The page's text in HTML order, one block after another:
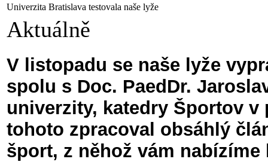
Univerzita Bratislava testovala naše lyže
Aktuálně
V listopadu se naše lyže
spolu s Doc. PaedDr.
univerzity, katedry Športov v
tohoto zpracoval obsáhlý
šport, z něhož vám nabízíme